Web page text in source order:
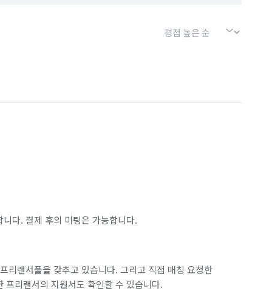
다. 결제 후의 미팅은 가능합니다.
리랜서풀을 갖추고 있습니다. 그리고 직접 매칭 요청한
리랜서의 지원서도 확인할 수 있습니다.